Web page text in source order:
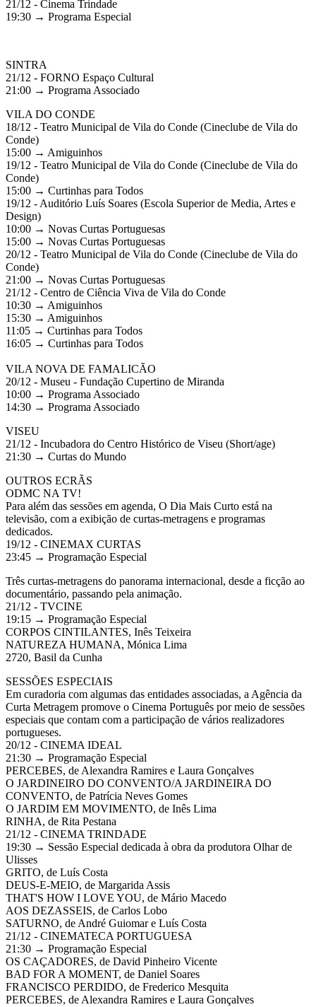
21/12 - Cinema Trindade
19:30 → Programa Especial
SINTRA
21/12 - FORNO Espaço Cultural
21:00 → Programa Associado
VILA DO CONDE
18/12 - Teatro Municipal de Vila do Conde (Cineclube de Vila do
Conde)
15:00 → Amiguinhos
19/12 - Teatro Municipal de Vila do Conde (Cineclube de Vila do
Conde)
15:00 → Curtinhas para Todos
19/12 - Auditório Luís Soares (Escola Superior de Media, Artes e
Design)
10:00 → Novas Curtas Portuguesas
15:00 → Novas Curtas Portuguesas
20/12 - Teatro Municipal de Vila do Conde (Cineclube de Vila do
Conde)
21:00 → Novas Curtas Portuguesas
21/12 - Centro de Ciência Viva de Vila do Conde
10:30 → Amiguinhos
15:30 → Amiguinhos
11:05 → Curtinhas para Todos
16:05 → Curtinhas para Todos
VILA NOVA DE FAMALICÃO
20/12 - Museu - Fundação Cupertino de Miranda
10:00 → Programa Associado
14:30 → Programa Associado
VISEU
21/12 - Incubadora do Centro Histórico de Viseu (Short/age)
21:30 → Curtas do Mundo
OUTROS ECRÃS
ODMC NA TV!
Para além das sessões em agenda, O Dia Mais Curto está na
televisão, com a exibição de curtas-metragens e programas
dedicados.
19/12 - CINEMAX CURTAS
23:45 → Programação Especial
Três curtas-metragens do panorama internacional, desde a ficção ao
documentário, passando pela animação.
21/12 - TVCINE
19:15 → Programação Especial
CORPOS CINTILANTES, Inês Teixeira
NATUREZA HUMANA, Mónica Lima
2720, Basil da Cunha
SESSÕES ESPECIAIS
Em curadoria com algumas das entidades associadas, a Agência da
Curta Metragem promove o Cinema Português por meio de sessões
especiais que contam com a participação de vários realizadores
portugueses.
20/12 - CINEMA IDEAL
21:30 → Programação Especial
PERCEBES, de Alexandra Ramires e Laura Gonçalves
O JARDINEIRO DO CONVENTO/A JARDINEIRA DO
CONVENTO, de Patrícia Neves Gomes
O JARDIM EM MOVIMENTO, de Inês Lima
RINHA, de Rita Pestana
21/12 - CINEMA TRINDADE
19:30 → Sessão Especial dedicada à obra da produtora Olhar de
Ulisses
GRITO, de Luís Costa
DEUS-E-MEIO, de Margarida Assis
THAT'S HOW I LOVE YOU, de Mário Macedo
AOS DEZASSEIS, de Carlos Lobo
SATURNO, de André Guiomar e Luís Costa
21/12 - CINEMATECA PORTUGUESA
21:30 → Programação Especial
OS CAÇADORES, de David Pinheiro Vicente
BAD FOR A MOMENT, de Daniel Soares
FRANCISCO PERDIDO, de Frederico Mesquita
PERCEBES, de Alexandra Ramires e Laura Gonçalves